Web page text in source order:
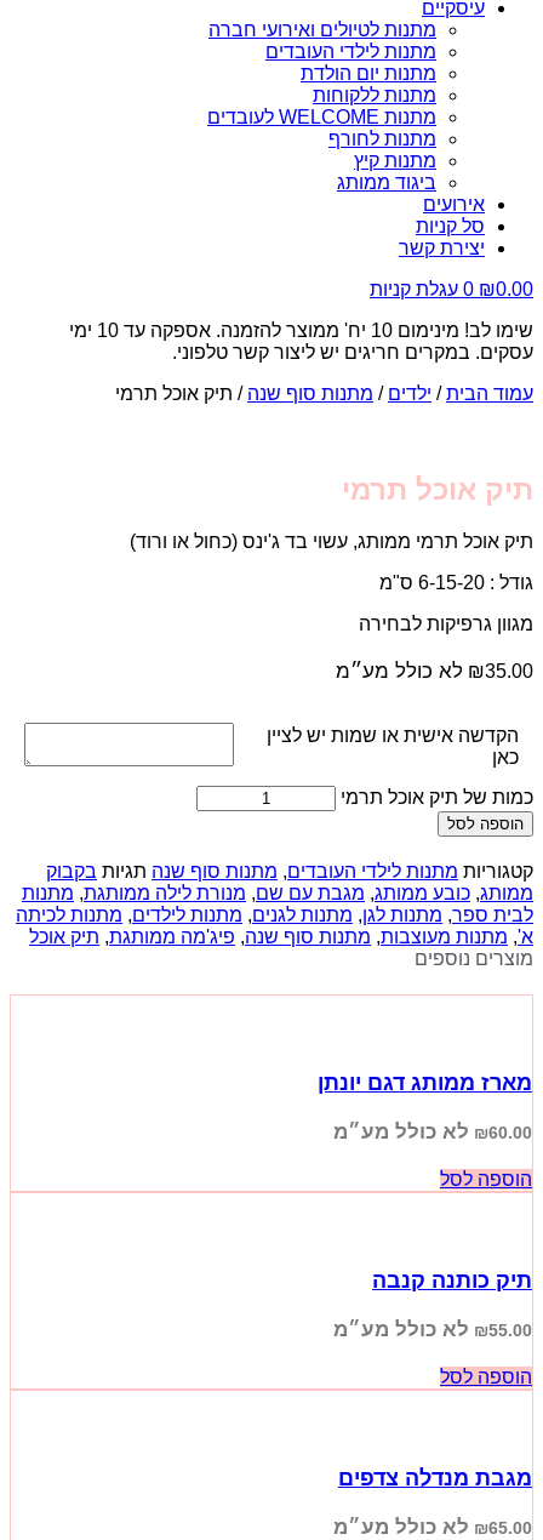
עיסקיים
מתנות לטיולים ואירועי חברה
מתנות לילדי העובדים
מתנות יום הולדת
מתנות ללקוחות
מתנות WELCOME לעובדים
מתנות לחורף
מתנות קיץ
ביגוד ממותג
אירועים
סל קניות
יצירת קשר
₪0.00
0 עגלת קניות
שימו לב! מינימום 10 יח' ממוצר להזמנה. אספקה עד 10 ימי
עסקים. במקרים חריגים יש ליצור קשר טלפוני.
עמוד הבית/ ילדים / מתנות סוף שנה / תיק אוכל תרמי
תיק אוכל תרמי
תיק אוכל תרמי ממותג, עשוי בד ג'ינס (כחול או ורוד)
גודל : 6-15-20 ס"מ
מגוון גרפיקות לבחירה
₪35.00 לא כולל מע״מ
הקדשה אישית או שמות יש לציין
כאן
כמות של תיק אוכל תרמי
הוספה לסל
קטגוריות מתנות לילדי העובדים, מתנות סוף שנה תגיות בקבוק
ממותג, כובע ממותג, מגבת עם שם, מנורת לילה ממותגת, מתנות
לבית ספר, מתנות לגן, מתנות לגנים, מתנות לילדים, מתנות לכיתה
א', מתנות מעוצבות, מתנות סוף שנה, פיג'מה ממותגת, תיק אוכל
מוצרים נוספים
מארז ממותג דגם יונתן
₪60.00 לא כולל מע״מ
הוספה לסל
תיק כותנה קנבה
₪55.00 לא כולל מע״מ
הוספה לסל
מגבת מנדלה צדפים
₪65.00 לא כולל מע״מ